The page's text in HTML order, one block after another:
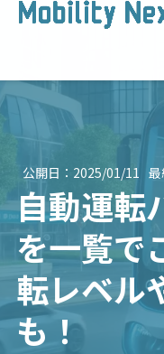
公開日： 2025/01/11 最
自動運転
を一覧で
転レベル
も！